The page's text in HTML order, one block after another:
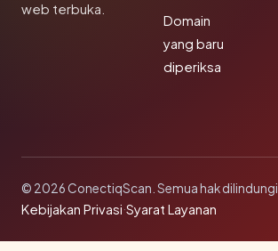
web terbuka.
Domain
yang baru
diperiksa
© 2026 ConectiqScan. Semua hak dilindungi.
Kebijakan Privasi·Syarat Layanan